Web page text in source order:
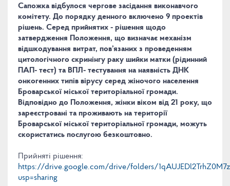
Сапожка відбулося чергове засідання виконавчого
комітету. До порядку денного включено 9 проектів
рішень. Серед прийнятих - рішення щодо
затвердження Положення, що визначає механізм
відшкодування витрат, пов’язаних з проведенням
цитологічного скринінгу раку шийки матки (рідинний
ПАП- тест) та ВПЛ- тестування на наявність ДНК
онкогенних типів вірусу серед жіночого населення
Броварської міської територіальної громади.
Відповідно до Положення, жінки віком від 21 року, що
зареєстровані та проживають на території
Броварської міської територіальної громади, можуть
скористатись послугою безкоштовно.
Прийняті рішення:
https://drive.google.com/drive/folders/
usp=sharing